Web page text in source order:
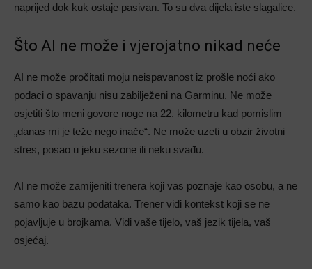
naprijed dok kuk ostaje pasivan. To su dva dijela iste slagalice.
Što AI ne može i vjerojatno nikad neće
AI ne može pročitati moju neispavanost iz prošle noći ako
podaci o spavanju nisu zabilježeni na Garminu. Ne može
osjetiti što meni govore noge na 22. kilometru kad pomislim
„danas mi je teže nego inače“. Ne može uzeti u obzir životni
stres, posao u jeku sezone ili neku svađu.
AI ne može zamijeniti trenera koji vas poznaje kao osobu, a ne
samo kao bazu podataka. Trener vidi kontekst koji se ne
pojavljuje u brojkama. Vidi vaše tijelo, vaš jezik tijela, vaš
osjećaj.